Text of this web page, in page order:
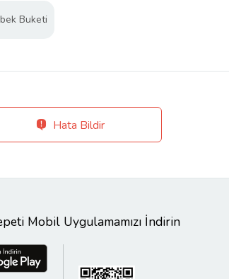
Buketi
Hata Bildir
Mobil Uygulamamızı İndirin